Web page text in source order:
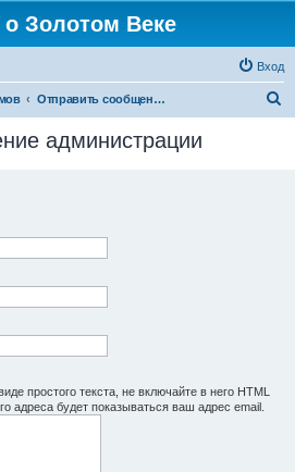
о Золотом Веке
Вход
Отправить сообщение администрации
администрации
простого текста, не включайте в него HTML
адреса будет показываться ваш адрес email.